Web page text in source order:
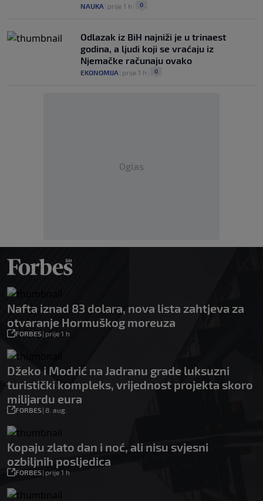
NAUKA prije 1 h 0
Odlazak iz BiH najniži je u trinaest
godina, a ljudi koji se vraćaju iz
Njemačke računaju ovako
EKONOMIJA prije 1 h 0
Oglas
Nafta iznad 83 dolara, nova lista zahtjeva za
otvaranje Hormuškog moreuza
FORBES| prije 1 h
Džeko i Modrić na Jadranu grade luksuzni
turistički kompleks, vrijednost projekta skoro
milijardu eura
FORBES| 8. aug.
Kopaju zlato dan i noć, ali nisu svjesni
ozbiljnih posljedica
FORBES| prije 1 h